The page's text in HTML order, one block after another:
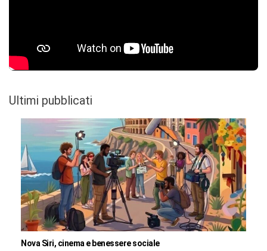
Ultimi pubblicati
Nova Siri, cinema e benessere sociale